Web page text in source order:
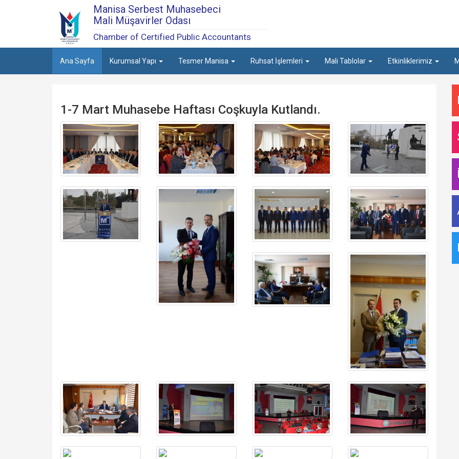
Manisa Serbest Muhasebeci
Mali Müşavirler Odası
Chamber of Certified Public Accountants
Ana Sayfa Kurumsal Yapı Tesmer Manisa Ruhsat İşlemleri Mali Tablolar Etkinliklerimiz
1-7 Mart Muhasebe Haftası Coşkuyla Kutlandı.